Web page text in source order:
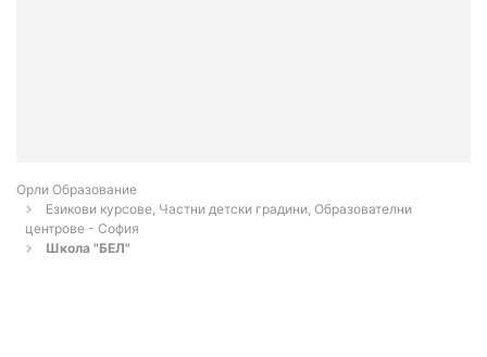
Орли Образование
Езикови курсове, Частни детски градини, Образователни
центрове - София
Школа "БЕЛ"